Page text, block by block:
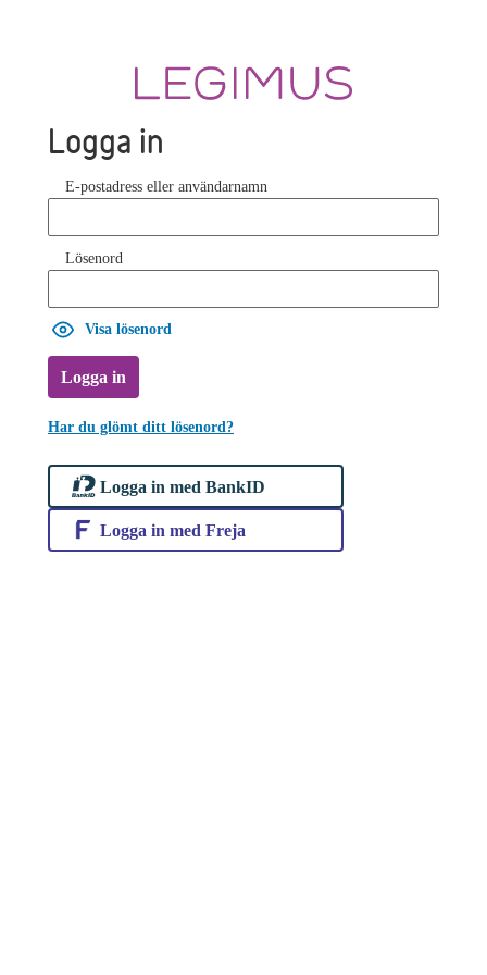
Logga in
E-postadress eller användarnamn
Lösenord
Visa lösenord
Logga in
Har du glömt ditt lösenord?
Logga in med BankID
Logga in med Freja